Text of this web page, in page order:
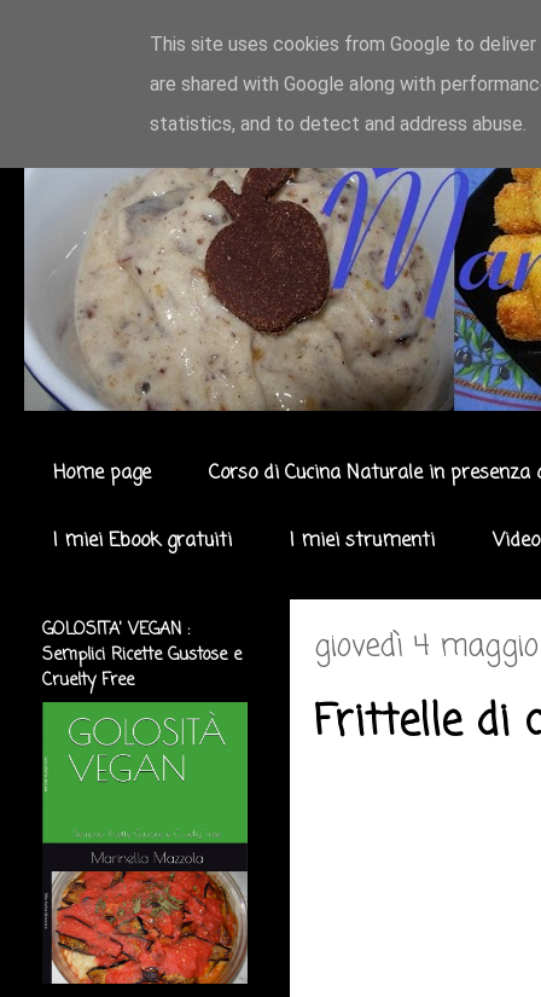
Home page Corso di Cucina Naturale in presenza
I miei Ebook gratuiti I miei strumenti
giovedì 4
Frittelle di
GOLOSITA' VEGAN :
Semplici Ricette Gustose e
Cruelty Free
This site uses cookies from Google to
are shared with Google along with
statistics, and to detect and address abuse.